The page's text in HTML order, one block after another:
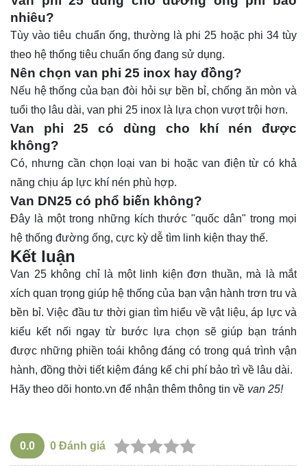
nhiêu?
Tùy vào tiêu chuẩn ống, thường là phi 25 hoặc phi 34 tùy
theo hệ thống tiêu chuẩn ống đang sử dụng.
Nên chọn van phi 25 inox hay đồng?
Nếu hệ thống của bạn đòi hỏi sự bền bỉ, chống ăn mòn và
tuổi thọ lâu dài, van phi 25 inox là lựa chọn vượt trội hơn.
Van phi 25 có dùng cho khí nén được
không?
Có, nhưng cần chọn loại van bi hoặc van điện từ có khả
năng chịu áp lực khí nén phù hợp.
Van DN25 có phổ biến không?
Đây là một trong những kích thước "quốc dân" trong mọi
hệ thống đường ống, cực kỳ dễ tìm linh kiện thay thế.
Kết luận
Van 25 không chỉ là một linh kiện đơn thuần, mà là mắt
xích quan trọng giúp hệ thống của bạn vận hành trơn tru và
bền bỉ. Việc đầu tư thời gian tìm hiểu về vật liệu, áp lực và
kiểu kết nối ngay từ bước lựa chọn sẽ giúp bạn tránh
được những phiền toái không đáng có trong quá trình vận
hành, đồng thời tiết kiệm đáng kể chi phí bảo trì về lâu dài.
Hãy theo dõi honto.vn để nhận thêm thông tin về van 25!
0.0 0 Đánh giá